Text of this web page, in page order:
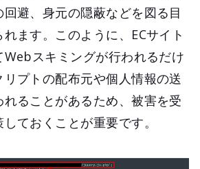
避、身元の隠蔽などを図る目
ます。このように、ECサイト
スキミングが行われるだけ
プトの配布元や個人情報の送
ることがあるため、被害を受
ておくことが重要です。